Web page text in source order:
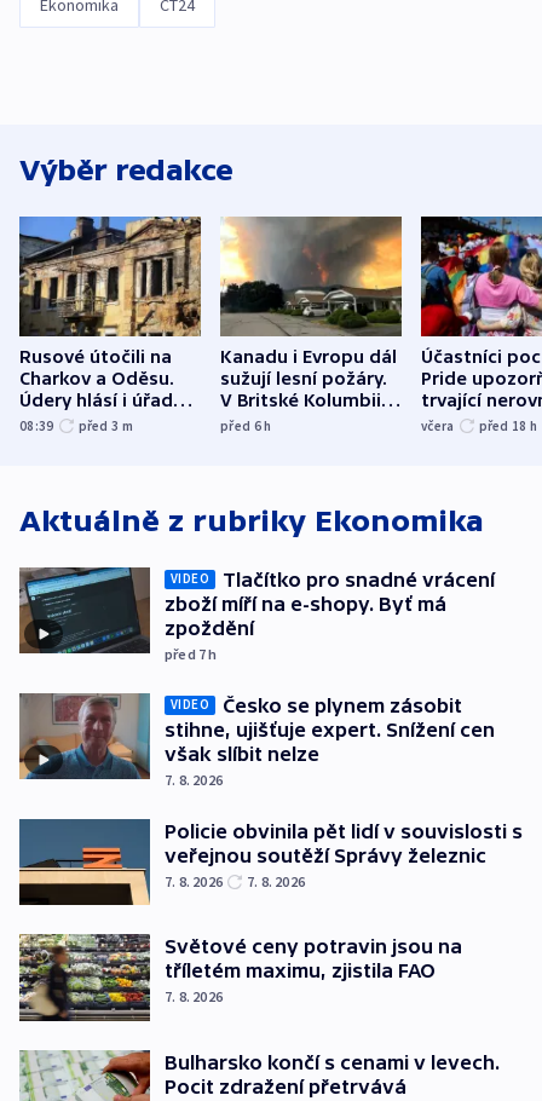
Výběr redakce
Rusové útočili na
Charkov a Oděsu.
Údery hlásí i úřady v
Bělgorodu
08:39 před 3 m
Kanadu i Evropu dál
sužují lesní požáry.
V Britské Kolumbii
evakuovali tisíce lidí
před 6h
Účastníci
Pride
trvající
včera před 18 h
Aktuálně z rubriky Ekonomika
VIDEO
Tlačítko pro snadné vrácení
zboží míří na e-shopy. Byť má
zpoždění
před 7h
VIDEO
Česko se plynem zásobit
stihne, ujišťuje expert. Snížení cen
však slíbit nelze
7. 8. 2026
Policie obvinila pět lidí v souvislosti s
veřejnou soutěží Správy železnic
7. 8. 2026 7. 8. 2026
Světové ceny potravin jsou na
tříletém maximu, zjistila FAO
7. 8. 2026
Bulharsko končí s cenami v levech.
Pocit zdražení přetrvává